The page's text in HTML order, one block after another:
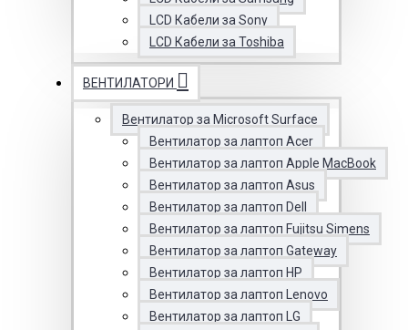
LCD Кабели за Sony
LCD Кабели за Toshiba
ВЕНТИЛАТОРИ
Вентилатор за Microsoft Surface
Вентилатор за лаптоп Acer
Вентилатор за лаптоп Apple MacBook
Вентилатор за лаптоп Asus
Вентилатор за лаптоп Dell
Вентилатор за лаптоп Fujitsu Simens
Вентилатор за лаптоп Gateway
Вентилатор за лаптоп HP
Вентилатор за лаптоп Lenovo
Вентилатор за лаптоп LG